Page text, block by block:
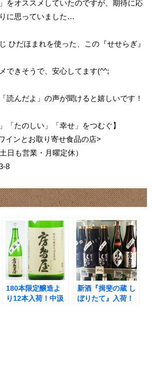
をオススメしていたのですが、期待に応
に思っていました…
ひだほまれを使った、この『せせらぎ』
できそうで、安心してます(^^;
読んだよ」の声が聞けると嬉しいです！
「たのしい」「幸せ」をつむぐ】
インとお取り寄せ食品の店>
日も営業・月曜定休）
8
180本限定醸造よ
り12本入荷！中汲
新酒『揖斐の蔵 し
ぼりたて』入荷！